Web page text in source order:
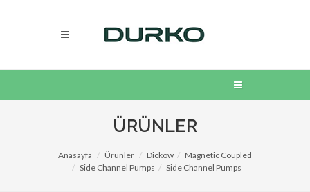
ÜRÜNLER
Anasayfa Ürünler Dickow
Magnetic Coupled
Side Channel Pumps
Side Channel Pumps